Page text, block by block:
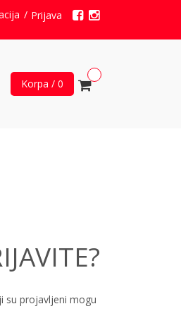
Prijava
Korpa / 0
su projavljeni mogu